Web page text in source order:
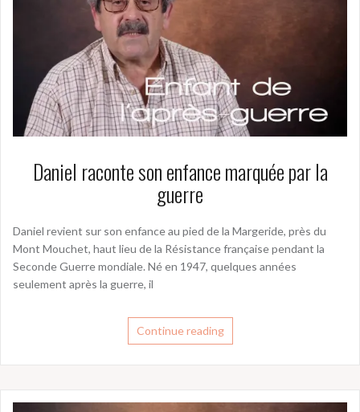
Daniel raconte son enfance marquée par la
guerre
Daniel revient sur son enfance au pied de la Margeride, près du
Mont Mouchet, haut lieu de la Résistance française pendant la
Seconde Guerre mondiale. Né en 1947, quelques années
seulement après la guerre, il
Continue reading